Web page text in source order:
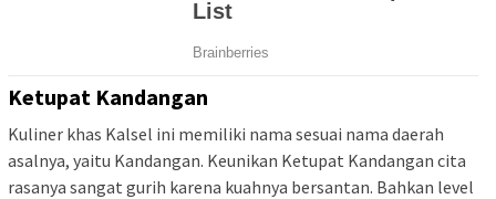
Ketupat Kandangan
Kuliner khas Kalsel ini memiliki nama sesuai nama daerah
asalnya, yaitu Kandangan. Keunikan Ketupat Kandangan cita
rasanya sangat gurih karena kuahnya bersantan. Bahkan level